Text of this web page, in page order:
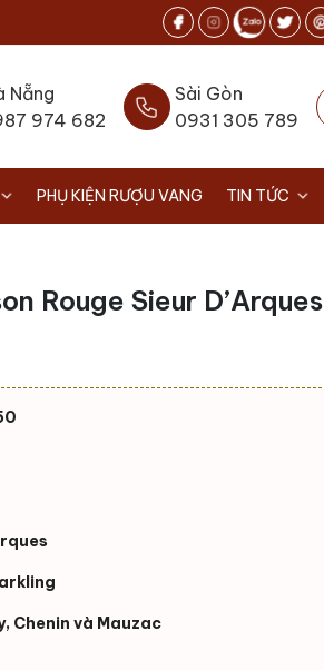
Nẵng
974 682
Sài Gòn
0931 305 789
PHỤ KIỆN RƯỢU VANG TIN TỨC
Rouge Sieur D’Arques
Chenin và Mauzac